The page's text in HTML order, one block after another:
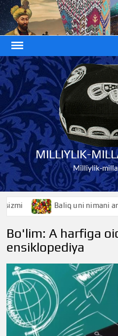
Skip
to
content
MILLIYLIK-
Milliylik-
uni nimani anglatishini
Bo'lim: A harfiga
ensiklopediya